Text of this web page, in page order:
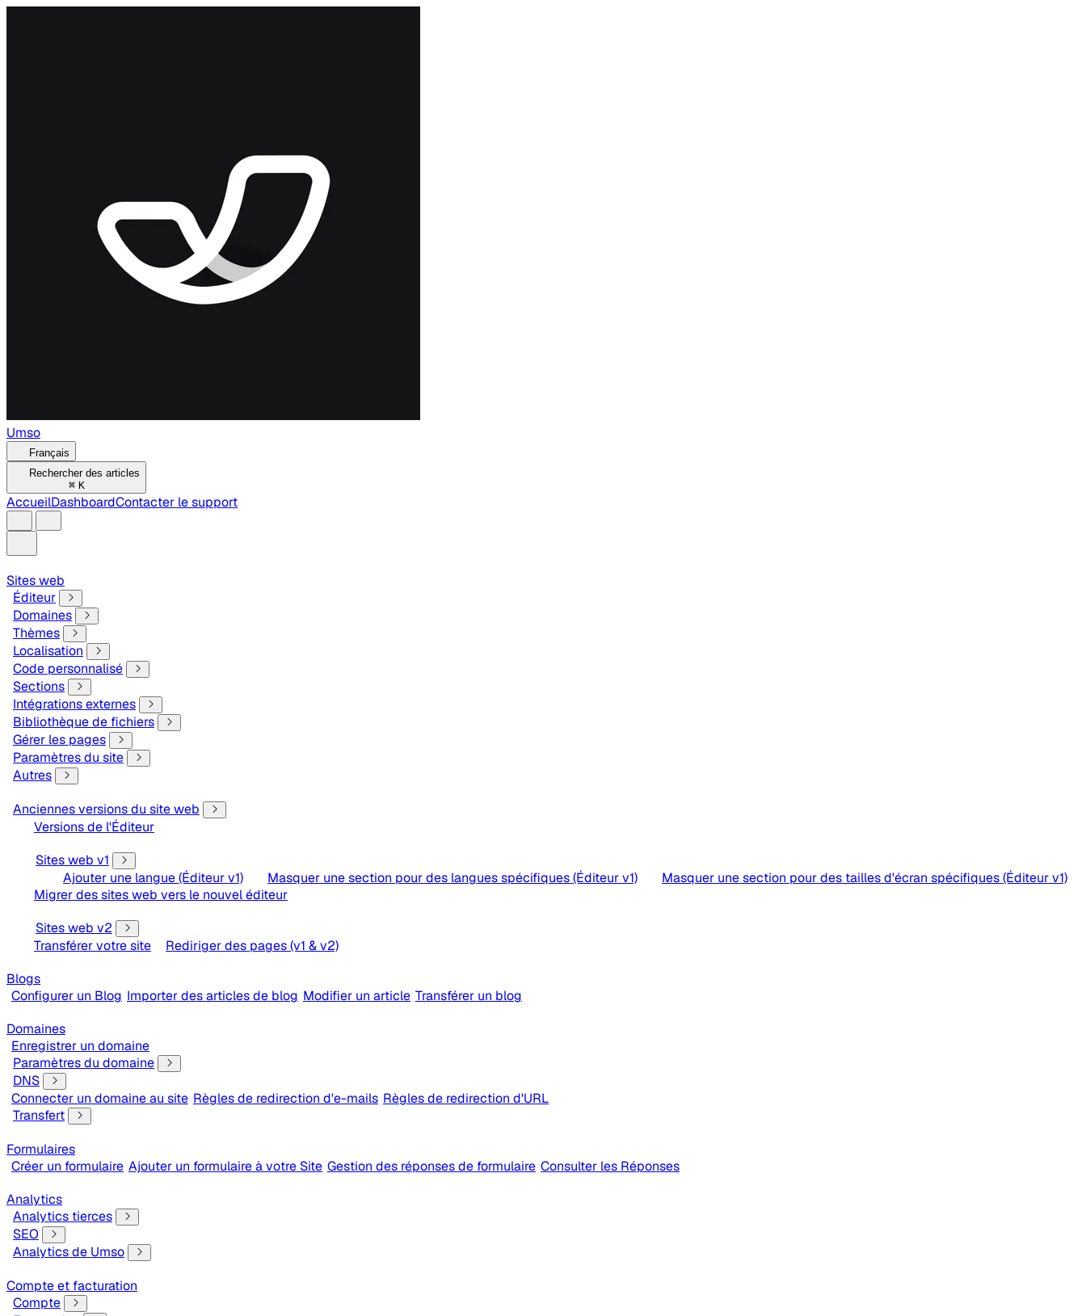
Umso
Français
Rechercher des articles
⌘ K
AccueilDashboardContacter le support
Sites web
Éditeur
Domaines
Thèmes
Localisation
Code personnalisé
Sections
Intégrations externes
Bibliothèque de fichiers
Gérer les pages
Paramètres du site
Autres
Anciennes versions du site web
Versions de l'Éditeur
Sites web v1
Ajouter une langue (Éditeur v1)
Masquer une section pour des langues spécifiques (Éditeur v1)
Masquer une section pour des tailles d'écran spécifiques (Éditeur v1)
Migrer des sites web vers le nouvel éditeur
Sites web v2
Transférer votre site
Rediriger des pages (v1 & v2)
Blogs
Configurer un Blog Importer des articles de blog Modifier un article Transférer un blog
Domaines
Enregistrer un domaine
Paramètres du domaine
DNS
Connecter un domaine au site Règles de redirection d'e-mails Règles de redirection d'URL
Transfert
Formulaires
Créer un formulaire Ajouter un formulaire à votre Site Gestion des réponses de formulaire Consulter les Réponses
Analytics
Analytics tierces
SEO
Analytics de Umso
Compte et facturation
Compte